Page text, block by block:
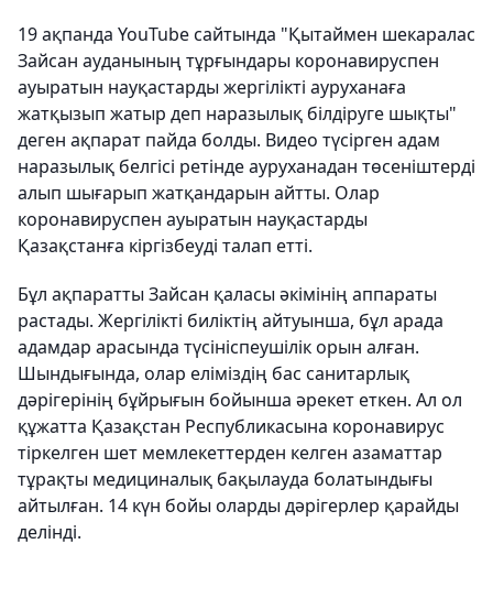
19 ақпанда YouTube сайтында "Қытаймен шекаралас
Зайсан ауданының тұрғындары коронавируспен
ауыратын науқастарды жергілікті ауруханаға
жатқызып жатыр деп наразылық білдіруге шықты"
деген ақпарат пайда болды. Видео түсірген адам
наразылық белгісі ретінде ауруханадан төсеніштерді
алып шығарып жатқандарын айтты. Олар
коронавируспен ауыратын науқастарды
Қазақстанға кіргізбеуді талап етті.
Бұл ақпаратты Зайсан қаласы әкімінің аппараты
растады. Жергілікті биліктің айтуынша, бұл арада
адамдар арасында түсініспеушілік орын алған.
Шындығында, олар еліміздің бас санитарлық
дәрігерінің бұйрығын бойынша әрекет еткен. Ал ол
құжатта Қазақстан Республикасына коронавирус
тіркелген шет мемлекеттерден келген азаматтар
тұрақты медициналық бақылауда болатындығы
айтылған. 14 күн бойы оларды дәрігерлер қарайды
делінді.